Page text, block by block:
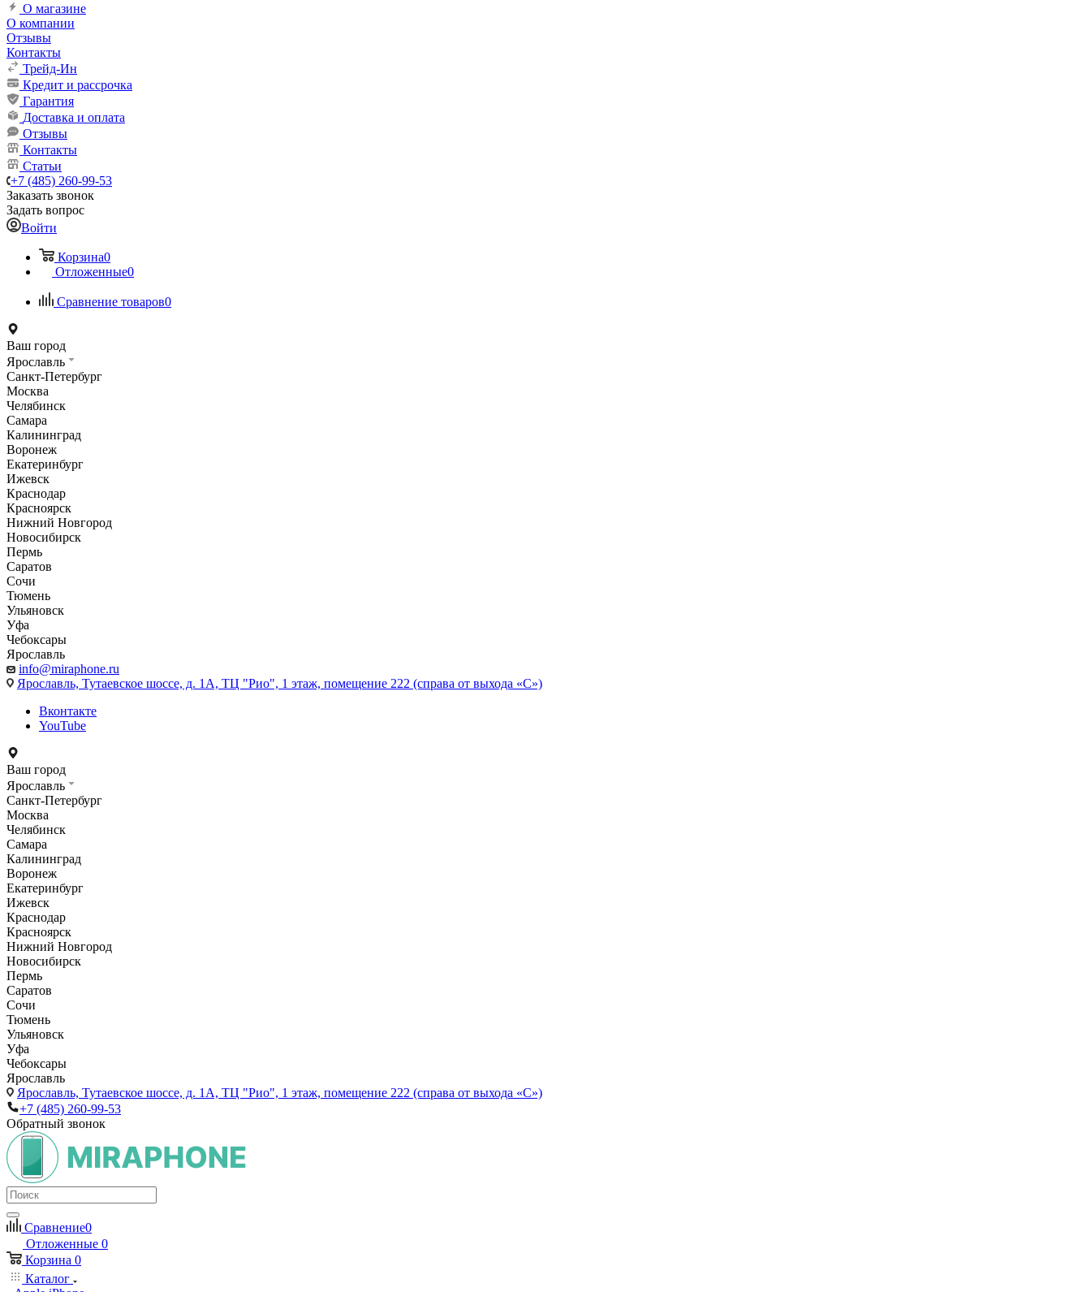
О магазине
О компании
Отзывы
Контакты
Трейд-Ин
Кредит и рассрочка
Гарантия
Доставка и оплата
Отзывы
Контакты
Статьи
+7 (485) 260-99-53
Заказать звонок
Задать вопрос
Войти
Корзина0
Отложенные0
Сравнение товаров0
Ваш город
Ярославль
Санкт-Петербург
Москва
Челябинск
Самара
Калининград
Воронеж
Екатеринбург
Ижевск
Краснодар
Красноярск
Нижний Новгород
Новосибирск
Пермь
Саратов
Сочи
Тюмень
Ульяновск
Уфа
Чебоксары
Ярославль
info@miraphone.ru
Ярославль, Тутаевское шоссе, д. 1А, ТЦ "Рио", 1 этаж, помещение 222 (справа от выхода «С»)
Вконтакте
YouTube
Ваш город
Ярославль
Санкт-Петербург
Москва
Челябинск
Самара
Калининград
Воронеж
Екатеринбург
Ижевск
Краснодар
Красноярск
Нижний Новгород
Новосибирск
Пермь
Саратов
Сочи
Тюмень
Ульяновск
Уфа
Чебоксары
Ярославль
Ярославль, Тутаевское шоссе, д. 1А, ТЦ "Рио", 1 этаж, помещение 222 (справа от выхода «С»)
+7 (485) 260-99-53
Обратный звонок
Сравнение0
Отложенные 0
Корзина 0
Каталог